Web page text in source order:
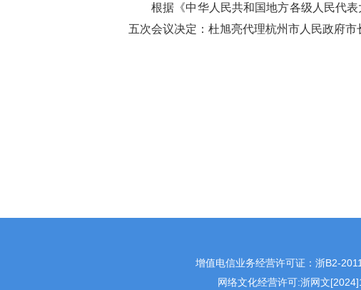
根据《中华人民共和国地方各级人民代
五次会议决定：杜旭亮代理杭州市人民政府市
增值电信业务经营许可证：浙B2-
网络文化经营许可:浙网文